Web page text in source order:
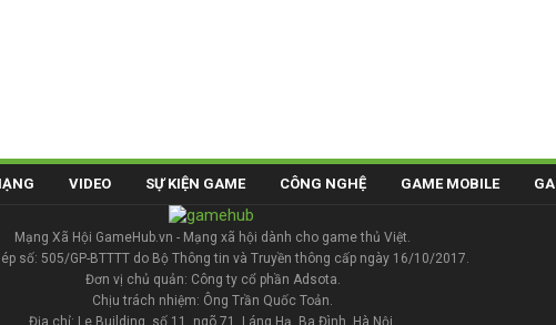
VIDEO SỰ KIỆN GAME CÔNG NGHỆ GAME MOBILE
Mạng Xã Hội GameHub.vn - Mạng xã hội dành cho game thủ Việt.
số: 505/GP-BTTTT do Bộ Thông tin và Truyền thông cấp ngày 16/10/2017.
Đơn vị chủ quản: Công ty cổ phần Adsota.
Chịu trách nhiệm: Ông Trần Quốc Toản.
Địa chỉ: Le Building, số 11, ngõ 71, Láng Hạ, Ba Đình, Hà Nội.